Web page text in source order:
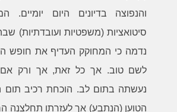
סיטואציות (משפטיות ועובדתיות)
נדמה כי המחוקק העדיף את חופש
לשם טוב. אך כל זאת, אך ורק אם
נעשתה בתום לב. הוכחת רכיב תום
הטוען (הנתבע) אך לעזרתו תחלצנה